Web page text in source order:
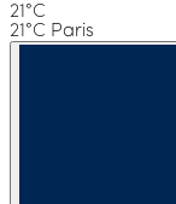
21°C
21°C Paris